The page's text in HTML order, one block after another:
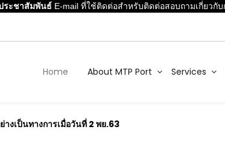
ะชาสัมพันธ์E-mail ที่ใช้ติดต่อสำหรับติดต่อสอบถามเกี่ยวกับกา
Home About MTP Port Services
งเป็นทางการเมื่อวันที่ 2 พย.63